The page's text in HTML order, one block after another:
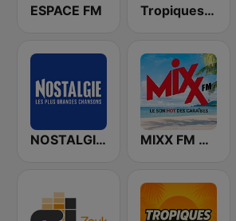
ESPACE FM Tropiques Reggae
NOSTALGIE GUADELOUPE MIXX FM MARTINIQUE